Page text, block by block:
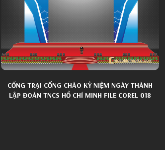
CỔNG TRẠI CỔNG CHÀO KỶ NIỆM NGÀY THÀNH
LẬP ĐOÀN TNCS HỒ CHÍ MINH FILE COREL 018